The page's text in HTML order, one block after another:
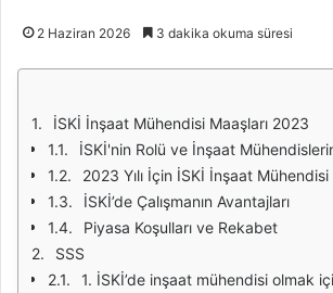
2 Haziran 2026 3 dakika okuma süresi
İSKİ İnşaat Mühendisi Maaşları 2023
İSKİ'nin Rolü ve İnşaat
2023 Yılı İçin İSKİ İnşaat Mühendisi
İSKİ’de Çalışmanın Avantajları
Piyasa Koşulları ve Rekabet
SSS
1. İSKİ’de inşaat mühendisi olmak için